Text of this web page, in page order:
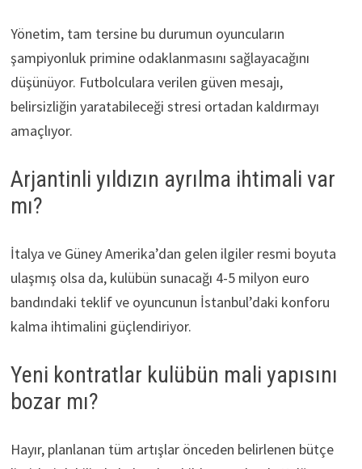
Yönetim, tam tersine bu durumun oyuncuların
şampiyonluk primine odaklanmasını sağlayacağını
düşünüyor. Futbolculara verilen güven mesajı,
belirsizliğin yaratabileceği stresi ortadan kaldırmayı
amaçlıyor.
Arjantinli yıldızın ayrılma ihtimali var
mı?
İtalya ve Güney Amerika’dan gelen ilgiler resmi boyuta
ulaşmış olsa da, kulübün sunacağı 4-5 milyon euro
bandındaki teklif ve oyuncunun İstanbul’daki konforu
kalma ihtimalini güçlendiriyor.
Yeni kontratlar kulübün mali yapısını
bozar mı?
Hayır, planlanan tüm artışlar önceden belirlenen bütçe